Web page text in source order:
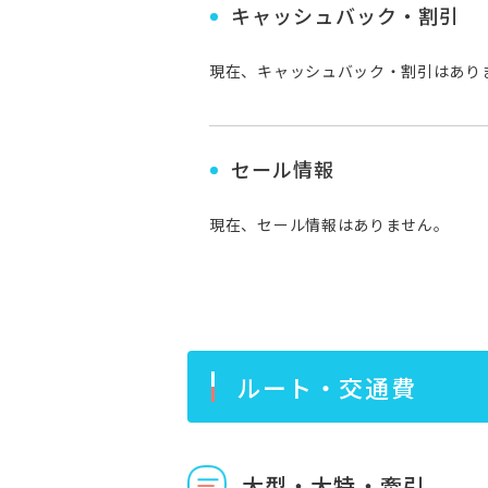
キャッシュバック・割引
現在、キャッシュバック・割引はあり
セール情報
現在、セール情報はありません。
ルート・交通費